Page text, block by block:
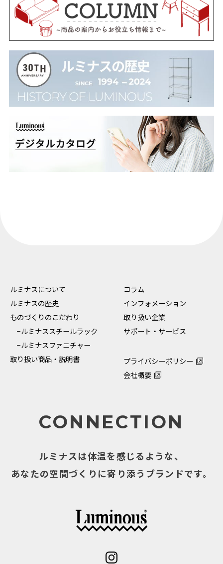
ルミナスについて
ルミナスの歴史
ものづくりのこだわり
−ルミナススチールラック
−ルミナスファニチャー
取り扱い商品・説明書
コラム
インフォメーション
取り扱い企業
サポート・サービス
プライバシーポリシー
会社概要
CONNECTION
ルミナスは体温を感じるような、
あなたの空間づくりに寄り添うブランドです。